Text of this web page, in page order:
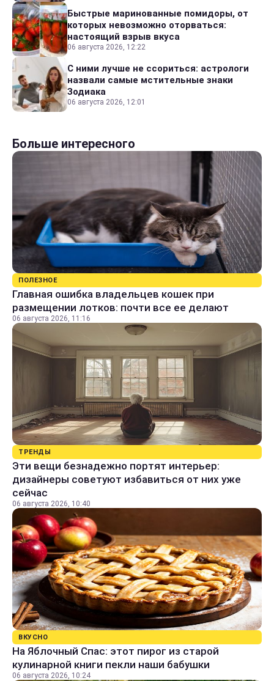
Быстрые маринованные помидоры, от
которых невозможно оторваться:
настоящий взрыв вкуса
06 августа 2026, 12:22
С ними лучше не ссориться: астрологи
назвали самые мстительные знаки
Зодиака
06 августа 2026, 12:01
Больше интересного
ПОЛЕЗНОЕ
Главная ошибка владельцев кошек при
размещении лотков: почти все ее делают
06 августа 2026, 11:16
ТРЕНДЫ
Эти вещи безнадежно портят интерьер:
дизайнеры советуют избавиться от них уже
сейчас
06 августа 2026, 10:40
ВКУСНО
На Яблочный Спас: этот пирог из старой
кулинарной книги пекли наши бабушки
06 августа 2026, 10:24